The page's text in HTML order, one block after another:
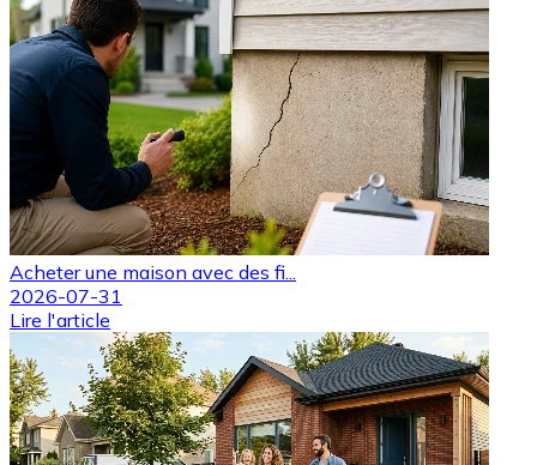
Acheter une maison avec des fi...
2026-07-31
Lire l'article